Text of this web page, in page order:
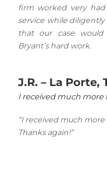
firm worked very
service while
that our case
Bryant’s hard work.
J.R. – La Porte,
I received much more
“I received much
Thanks again!”